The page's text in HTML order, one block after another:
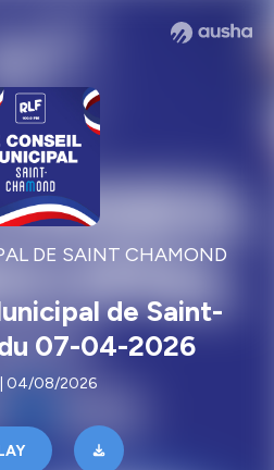
DE SAINT CHAMOND
de Saint-
07-04-2026
04/08/2026